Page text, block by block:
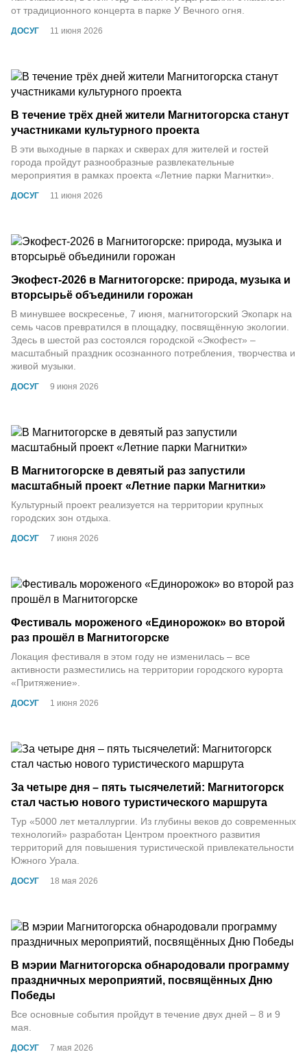
ДОСУГ 11 июня 2026
от традиционного концерта в парке У Вечного огня.
ДОСУГ 11 июня 2026
В течение трёх дней жители Магнитогорска станут
участниками культурного проекта
В эти выходные в парках и скверах для жителей и гостей
города пройдут разнообразные развлекательные
мероприятия в рамках проекта «Летние парки Магнитки».
ДОСУГ 9 июня 2026
Экофест-2026 в Магнитогорске: природа, музыка и
вторсырьё объединили горожан
В минувшее воскресенье, 7 июня, магнитогорский Экопарк на
семь часов превратился в площадку, посвящённую экологии.
Здесь в шестой раз состоялся городской «Экофест» –
масштабный праздник осознанного потребления, творчества и
живой музыки.
ДОСУГ 7 июня 2026
В Магнитогорске в девятый раз запустили
масштабный проект «Летние парки Магнитки»
Культурный проект реализуется на территории крупных
городских зон отдыха.
ДОСУГ 1 июня 2026
Фестиваль мороженого «Единорожок» во второй
раз прошёл в Магнитогорске
Локация фестиваля в этом году не изменилась – все
активности разместились на территории городского курорта
«Притяжение».
ДОСУГ 18 мая 2026
За четыре дня – пять тысячелетий: Магнитогорск
стал частью нового туристического маршрута
Тур «5000 лет металлургии. Из глубины веков до современных
технологий» разработан Центром проектного развития
территорий для повышения туристической привлекательности
Южного Урала.
ДОСУГ 7 мая 2026
В мэрии Магнитогорска обнародовали программу
праздничных мероприятий, посвящённых Дню
Победы
Все основные события пройдут в течение двух дней – 8 и 9
мая.